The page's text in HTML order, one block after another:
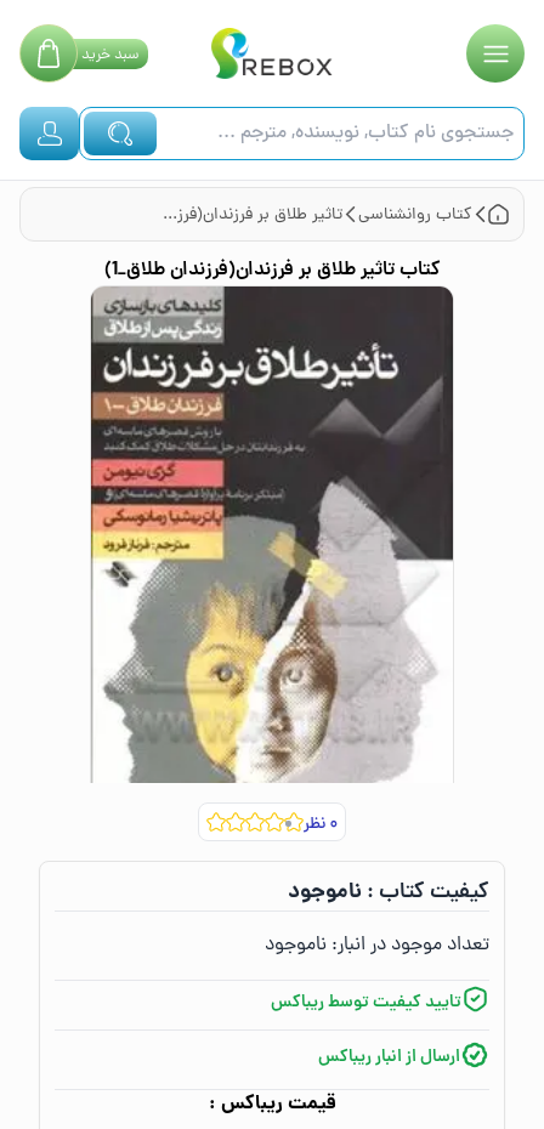
سبدخرید
کتاب روانشناسی تاثیر طلاق بر فرزندان(فرزندان طلاق_1)
کتابتاثیر طلاق بر فرزندان(فرزندان طلاق_1)
۰نظر
کیفیت کتاب :‌ ناموجود
تعداد موجود در انبار:‌ ناموجود
تایید کیفیت توسط ریباکس
ارسال از انبار ریباکس
قیمت ریباکس :